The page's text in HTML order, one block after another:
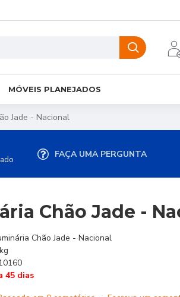
MÓVEIS PLANEJADOS
Jade - Nacional
FAÇA UMA PERGUNTA
Chão Jade -
Chão Jade - Nacional
45 dias